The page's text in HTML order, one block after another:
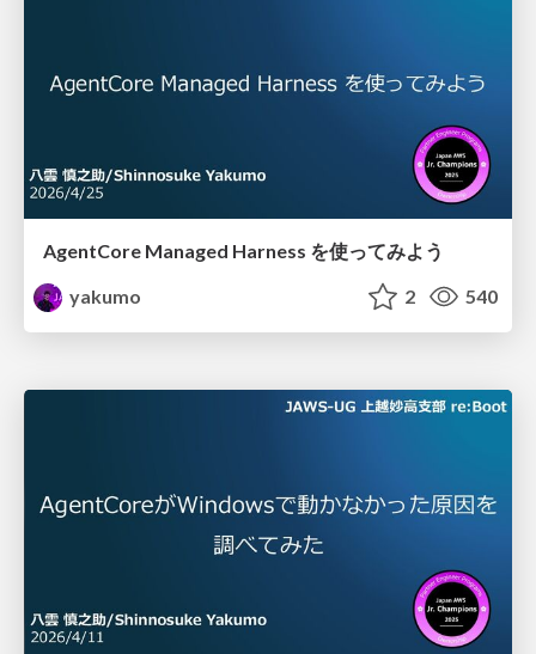
AgentCore Managed Harness を使ってみよう
yakumo
2 540